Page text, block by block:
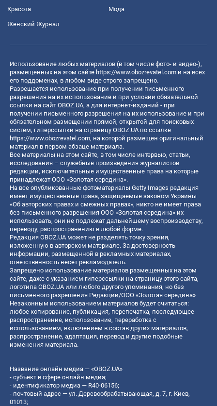
Красота Мода
Женский Журнал
Использование любых материалов (в том числе фото- и видео-),
размещенных на этом сайте https://www.obozrevatel.com и на всех
его поддоменах, в любом виде строго запрещено.
Разрешается использование при получении письменного
разрешения на их использование и при условии обязательной
ссылки на сайт OBOZ.UA, а для интернет-изданий - при
получении письменного разрешения на их использование и при
обязательном размещении прямой, открытой для поисковых
систем, гиперссылки на страницу OBOZ.UA по ссылке
https://www.obozrevatel.com, на которой размещен оригинальный
материал в первом абзаце материала.
Все материалы на этом сайте, в том числе интервью, статьи,
исследования – служебные произведения журналистов
редакции, исключительные имущественные права на которые
принадлежат ООО «Золотая середина».
На все опубликованные фотоматериалы Getty Images редакция
имеет имущественные права, защищаемые законом Украины
«Об авторских правах и смежных правах», никто не имеет права
без письменного разрешения ООО «Золотая середина» их
использовать, они не подлежат дальнейшему воспроизводству,
переводу, распространению в любой форме.
Редакция OBOZ.UA может не разделять точку зрения,
изложенную в авторском материале. За достоверность
информации, размещенной в рекламных материалах,
ответственность несет рекламодатель.
Запрещено использование материалов размещенных на этом
сайте, даже с указанием гиперссылки на страницу этого сайта,
логотипа OBOZ.UA или любого другого упоминания, но без
письменного разрешения Редакции/ООО «Золотая середина»
Незаконным использованием материалов будет считаться:
любое копирование, публикация, перепечатка, последующее
распространение, использование, переработка с
использованием, включением в состав других материалов,
распространение, адаптация, перевод и другие подобные
изменения материала.
Название онлайн медиа — «OBOZ.UA»
- субъект в сфере онлайн медиа;
- идентификатор медиа — R40-06156;
- почтовый адрес — ул. Деревообрабатывающая, д. 7, г. Киев,
01013;